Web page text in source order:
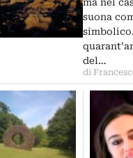
ma nel
suona
del…
di